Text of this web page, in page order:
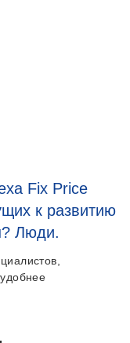
Fix Price
к развитию
Люди.